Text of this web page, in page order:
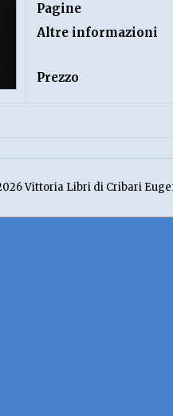
Pagine
Altre informazioni
Prezzo
Vittoria Libri di Cribari